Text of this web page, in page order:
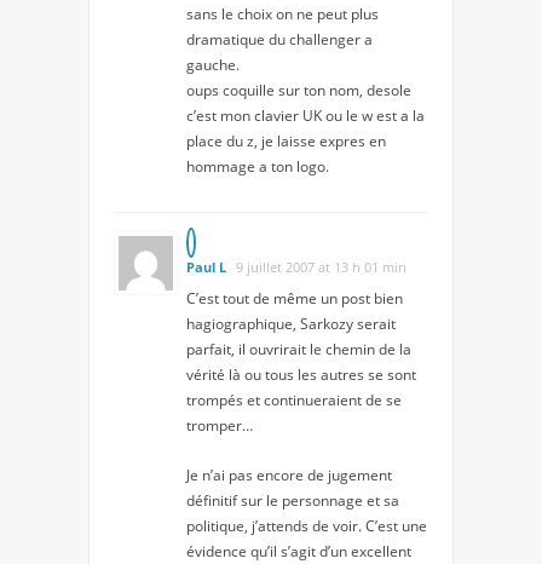
sans le choix on ne peut plus
dramatique du challenger a
gauche.
oups coquille sur ton nom, desole
c’est mon clavier UK ou le w est a la
place du z, je laisse expres en
hommage a ton logo.
Paul L 9 juillet 2007 at 13 h 01 min
C’est tout de même un post bien
hagiographique, Sarkozy serait
parfait, il ouvrirait le chemin de la
vérité là ou tous les autres se sont
trompés et continueraient de se
tromper…
Je n’ai pas encore de jugement
définitif sur le personnage et sa
politique, j’attends de voir. C’est une
évidence qu’il s’agit d’un excellent